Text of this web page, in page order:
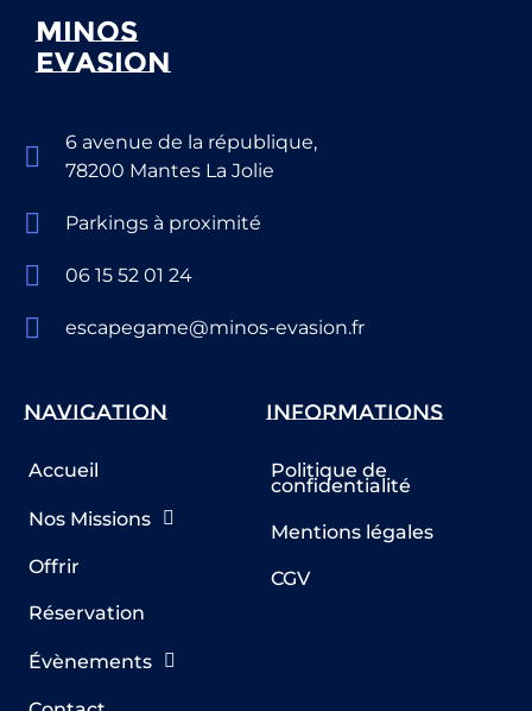
Minos
evasion
6 avenue de la république,
78200 Mantes La Jolie
Parkings à proximité
06 15 52 01 24
escapegame@minos-evasion.fr
Navigation
Accueil
Nos Missions
Offrir
Réservation
Évènements
Informations
Politique de
confidentialité
Mentions légales
CGV